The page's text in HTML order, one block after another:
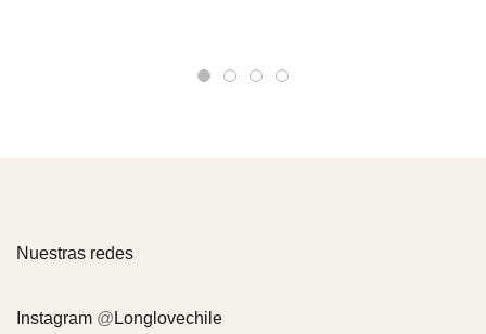
Nuestras redes
Instagram @ Longlovechile